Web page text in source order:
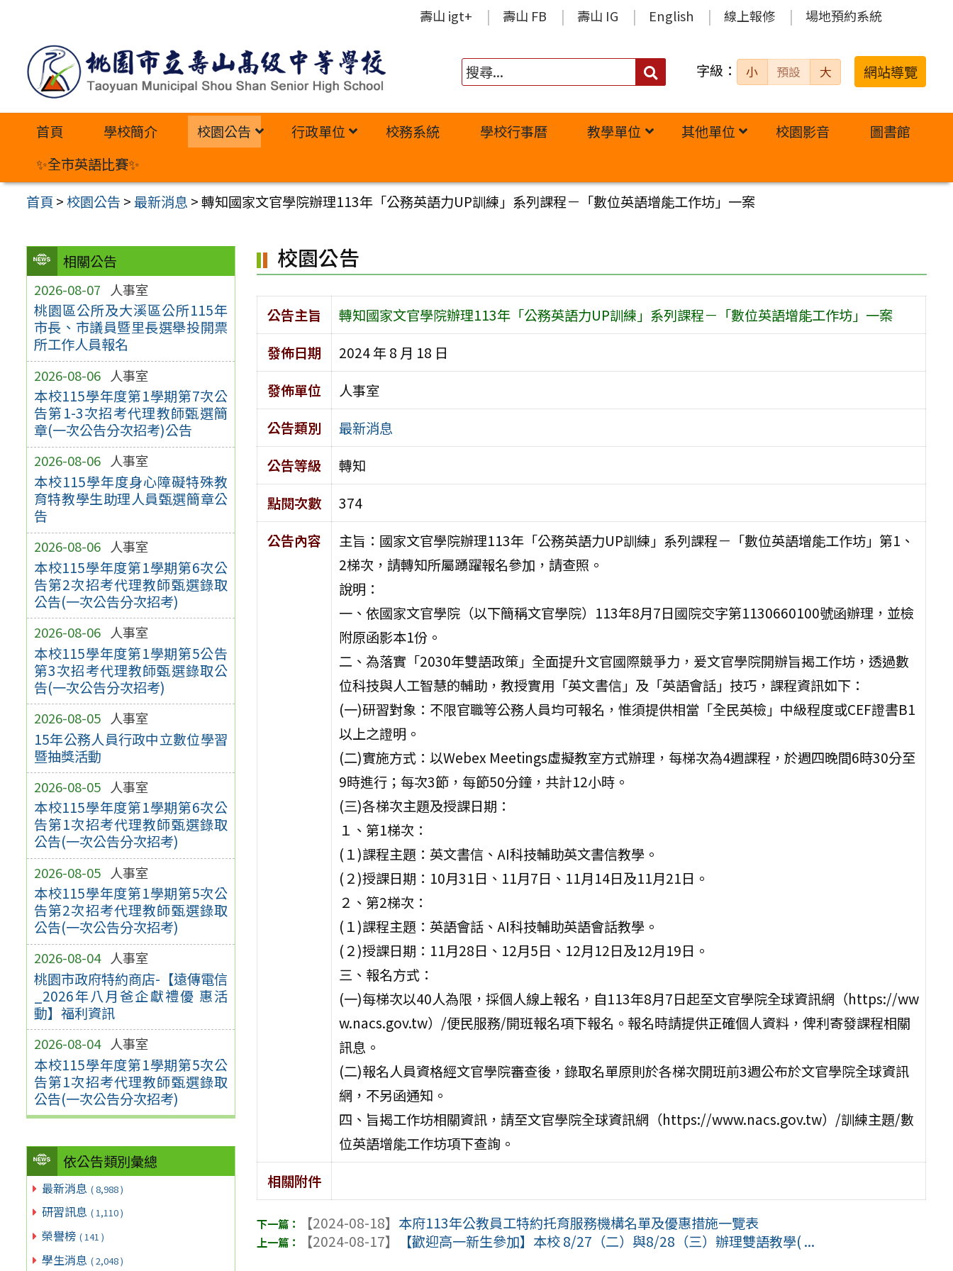
內
壽山 igt+ 壽山 FB 壽山 IG English 線上報修 場地預約系統
搜
字級： 小 預設 大 網站導覽
首頁 學校簡介 校園公告 行政單位 校務系統 學校行事曆 教學單位 其他單位 校園影音
圖書館
✨全市英語比賽✨
首頁 >校園公告 >最新消息 >轉知國家文官學院辦理113年「公務英語力UP訓練」系列課程－「數位英語增能工作坊」一案
相關公告
2026-08-07 人事室
桃園區公所及大溪區公所115年
市長、市議員暨里長選舉投開票
所工作人員報名
2026-08-06 人事室
本校115學年度第1學期第7次公
告第1-3次招考代理教師甄選簡
章(一次公告分次招考)公告
2026-08-06 人事室
本校115學年度身心障礙特殊教
育特教學生助理人員甄選簡章公
告
2026-08-06 人事室
本校115學年度第1學期第6次公
告第2次招考代理教師甄選錄取
公告(一次公告分次招考)
2026-08-06 人事室
本校115學年度第1學期第5公告
第3次招考代理教師甄選錄取公
告(一次公告分次招考)
2026-08-05 人事室
15年公務人員行政中立數位學習
暨抽獎活動
2026-08-05 人事室
本校115學年度第1學期第6次公
告第1次招考代理教師甄選錄取
公告(一次公告分次招考)
2026-08-05 人事室
本校115學年度第1學期第5次公
告第2次招考代理教師甄選錄取
公告(一次公告分次招考)
2026-08-04 人事室
桃園市政府特約商店-【遠傳電信
_2026年八月爸企獻禮優 惠活
動】福利資訊
2026-08-04 人事室
本校115學年度第1學期第5次公
告第1次招考代理教師甄選錄取
公告(一次公告分次招考)
依公告類別彙總
最新消息 ( 8,988 )
研習訊息 ( 1,110 )
榮譽榜 ( 141 )
學生消息 ( 2,048 )
校園公告
公告主旨
轉知國家文官學院辦理113年「公務英語力UP訓練」系列課程－「數位英語增能工作坊」一案
發佈日期
2024 年 8 月 18 日
發佈單位
人事室
公告類別
最新消息
公告等級
轉知
點閱次數
374
公告內容
主旨：國家文官學院辦理113年「公務英語力UP訓練」系列課程－「數位英語增能工作坊」第1、
2梯次，請轉知所屬踴躍報名參加，請查照。
說明：
一、依國家文官學院（以下簡稱文官學院）113年8月7日國院交字第1130660100號函辦理，並檢
附原函影本1份。
二、為落實「2030年雙語政策」全面提升文官國際競爭力，爰文官學院開辦旨揭工作坊，透過數
位科技與人工智慧的輔助，教授實用「英文書信」及「英語會話」技巧，課程資訊如下：
(一)研習對象：不限官職等公務人員均可報名，惟須提供相當「全民英檢」中級程度或CEF證書B1
以上之證明。
(二)實施方式：以Webex Meetings虛擬教室方式辦理，每梯次為4週課程，於週四晚間6時30分至
9時進行；每次3節，每節50分鐘，共計12小時。
(三)各梯次主題及授課日期：
１、第1梯次：
(１)課程主題：英文書信、AI科技輔助英文書信教學。
(２)授課日期：10月31日、11月7日、11月14日及11月21日。
２、第2梯次：
(１)課程主題：英語會話、AI科技輔助英語會話教學。
(２)授課日期：11月28日、12月5日、12月12日及12月19日。
三、報名方式：
(一)每梯次以40人為限，採個人線上報名，自113年8月7日起至文官學院全球資訊網（https://ww
w.nacs.gov.tw）/便民服務/開班報名項下報名。報名時請提供正確個人資料，俾利寄發課程相關
訊息。
(二)報名人員資格經文官學院審查後，錄取名單原則於各梯次開班前3週公布於文官學院全球資訊
網，不另函通知。
四、旨揭工作坊相關資訊，請至文官學院全球資訊網（https://www.nacs.gov.tw）/訓練主題/數
位英語增能工作坊項下查詢。
相關附件
【2024-08-18】 本府113年公教員工特約托育服務機構名單及優惠措施一覽表
【2024-08-17】
【歡迎高一新生參加】本校 8/27（二）與8/28（三）辦理雙語教學( ...